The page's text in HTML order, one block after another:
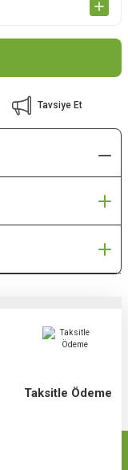
Tavsiye Et
Taksitle Ödeme